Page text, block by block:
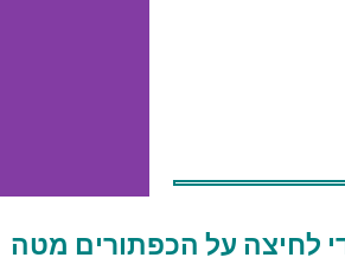
לחיצה על הכפתורים מטה